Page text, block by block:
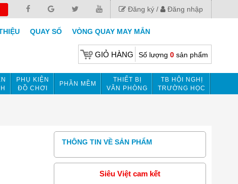
Đăng ký Đăng nhập
QUAY SỐ VÒNG QUAY MAY MẮN
GIỎ HÀNG Số lượng 0sản phẩm
PHỤ KIỆN
ĐỒ CHƠI
PHẦN MỀM
THIẾT BỊ
VĂN PHÒNG
TB HỘI NGHỊ
TRƯỜNG HỌC
THÔNG TIN VỀ SẢN PHẨM
Siêu Việt cam kết